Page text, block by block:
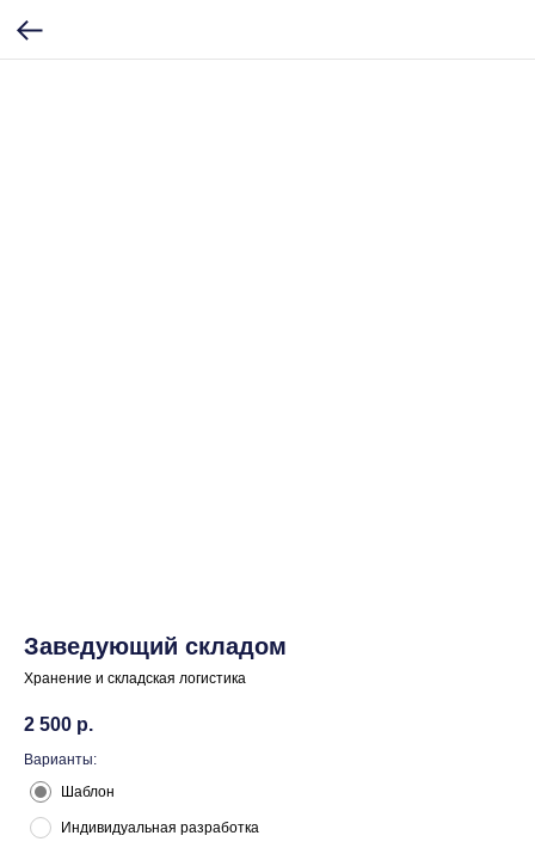
Заведующий складом
Хранение и складская логистика
2 500 р.
Варианты:
Шаблон
Индивидуальная разработка